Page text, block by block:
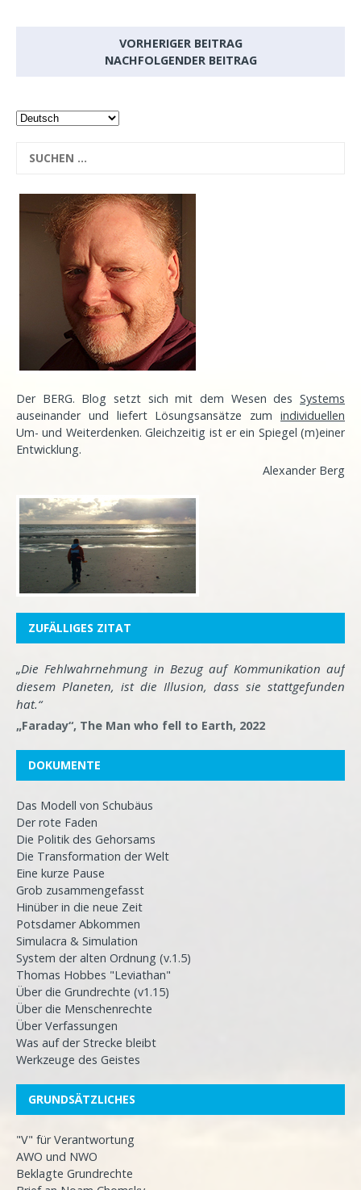
VORHERIGER BEITRAG
NACHFOLGENDER BEITRAG
Der BERG. Blog setzt sich mit dem Wesen des Systems
auseinander und liefert Lösungsansätze zum individuellen
Um- und Weiterdenken. Gleichzeitig ist er ein Spiegel (m)einer
Entwicklung.
Alexander Berg
ZUFÄLLIGES ZITAT
„Die Fehlwahrnehmung in Bezug auf Kommunikation auf
diesem Planeten, ist die Illusion, dass sie stattgefunden
hat.“
„Faraday“, The Man who fell to Earth, 2022
DOKUMENTE
Das Modell von Schubäus
Der rote Faden
Die Politik des Gehorsams
Die Transformation der Welt
Eine kurze Pause
Grob zusammengefasst
Hinüber in die neue Zeit
Potsdamer Abkommen
Simulacra & Simulation
System der alten Ordnung (v.1.5)
Thomas Hobbes "Leviathan"
Über die Grundrechte (v1.15)
Über die Menschenrechte
Über Verfassungen
Was auf der Strecke bleibt
Werkzeuge des Geistes
GRUNDSÄTZLICHES
"V" für Verantwortung
AWO und NWO
Beklagte Grundrechte